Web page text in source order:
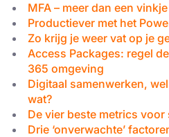
MFA – meer dan een vinkje
Productiever met het
Zo krijg je weer vat op je
Access Packages: regel
365 omgeving
Digitaal samenwerken,
wat?
De vier beste metrics
Drie ‘onverwachte’